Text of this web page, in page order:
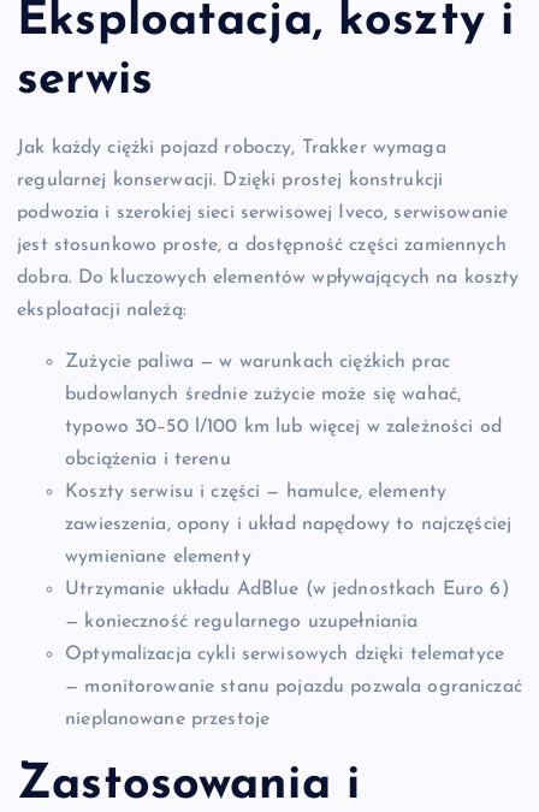
Eksploatacja, koszty i
serwis
Jak każdy ciężki pojazd roboczy, Trakker wymaga
regularnej konserwacji. Dzięki prostej konstrukcji
podwozia i szerokiej sieci serwisowej Iveco, serwisowanie
jest stosunkowo proste, a dostępność części zamiennych
dobra. Do kluczowych elementów wpływających na koszty
eksploatacji należą:
Zużycie paliwa — w warunkach ciężkich prac
budowlanych średnie zużycie może się wahać,
typowo 30–50 l/100 km lub więcej w zależności od
obciążenia i terenu
Koszty serwisu i części — hamulce, elementy
zawieszenia, opony i układ napędowy to najczęściej
wymieniane elementy
Utrzymanie układu AdBlue (w jednostkach Euro 6)
— konieczność regularnego uzupełniania
Optymalizacja cykli serwisowych dzięki telematyce
— monitorowanie stanu pojazdu pozwala ograniczać
nieplanowane przestoje
Zastosowania i